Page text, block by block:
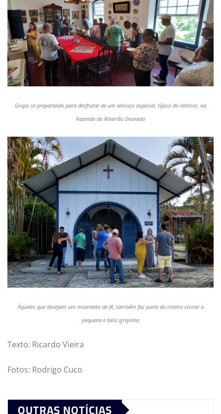
Grupo se preparando para desfrutar de um almoço especial, típico do interior, na
Fazenda do Ribeirão Dourado
Àqueles que desejam um momento de fé, também faz parte do roteiro visitar a
pequena e bela igrejinha
Texto: Ricardo Vieira
Fotos: Rodrigo Cuco